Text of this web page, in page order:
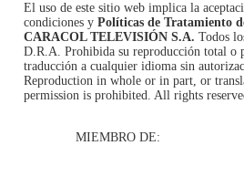
El uso de este sitio web implica la
condiciones y Políticas de Tratamiento
CARACOL TELEVISIÓN S.A. Todos
D.R.A. Prohibida su reproducción total o
traducción a cualquier idioma sin
Reproduction in whole or in part, or
permission is prohibited. All rights
MIEMBRO DE: